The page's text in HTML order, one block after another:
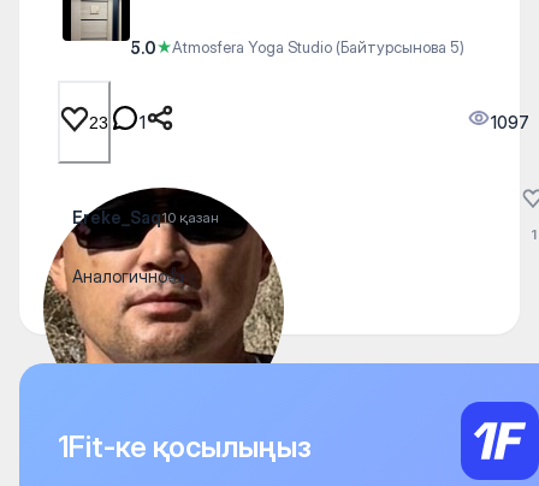
5.0★Atmosfera Yoga Studio (Байтурсынова 5)
23 1 1097
Ereke_Saq10 қазан
Аналогично👍
1
1Fit-ке қосылыңыз